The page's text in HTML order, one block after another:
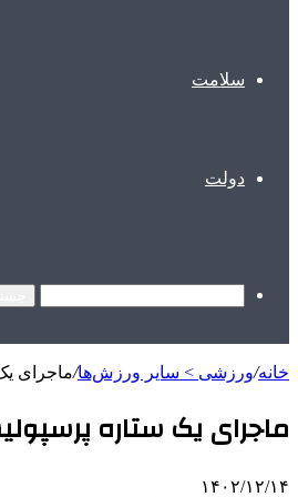
سلامت
دولت
خانه/ورزشی > سایر ورزش‌ها/ماجرای
ماجرای یک ستاره
۱۴۰۲/۱۲/۱۴